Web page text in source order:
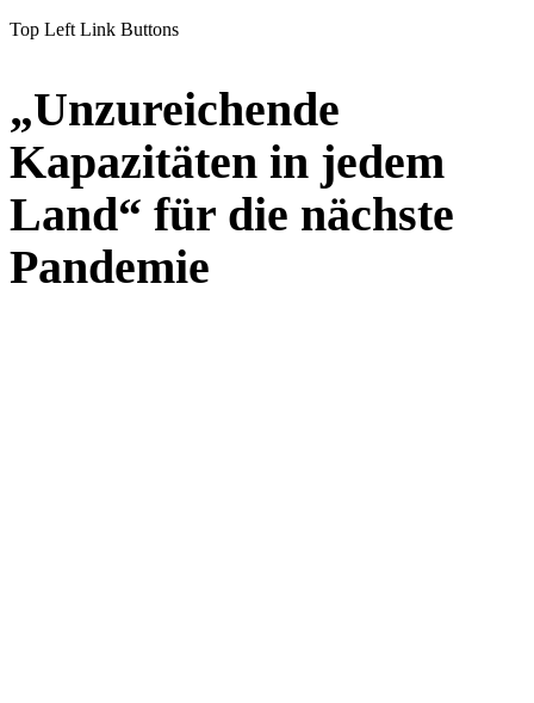
Top Left Link Buttons
„Unzureichende
Kapazitäten in jedem
Land“ für die nächste
Pandemie